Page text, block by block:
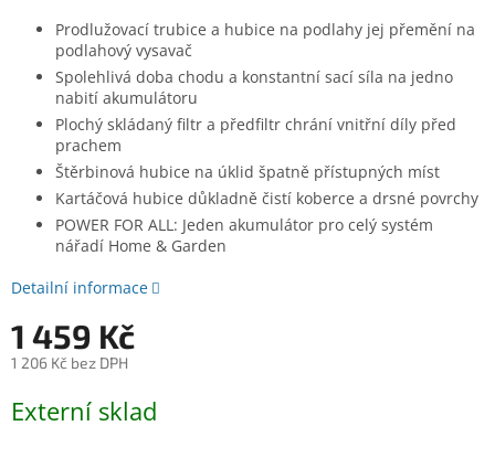
Prodlužovací trubice a hubice na podlahy jej přemění na
podlahový vysavač
Spolehlivá doba chodu a konstantní sací síla na jedno
nabití akumulátoru
Plochý skládaný filtr a předfiltr chrání vnitřní díly před
prachem
Štěrbinová hubice na úklid špatně přístupných míst
Kartáčová hubice důkladně čistí koberce a drsné povrchy
POWER FOR ALL: Jeden akumulátor pro celý systém
nářadí Home & Garden
Detailní informace
1 459 Kč
1 206 Kč bez DPH
cena:
Externí sklad